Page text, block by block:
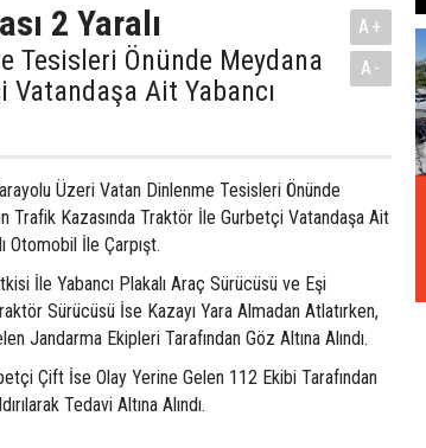
2 Yaralı
Tesisleri Önünde Meydana
Ait Yabancı
A+
A-
Üzeri Vatan Dinlenme Tesisleri Önünde
Trafik Kazasında Traktör İle Gurbetçi Vatandaşa Ait
Otomobil İle Çarpışt.
İle Yabancı Plakalı Araç Sürücüsü ve Eşi
Sürücüsü İse Kazayı Yara Almadan Atlatırken,
Jandarma Ekipleri Tarafından Göz Altına Alındı.
Çift İse Olay Yerine Gelen 112 Ekibi Tarafından
Tedavi Altına Alındı.